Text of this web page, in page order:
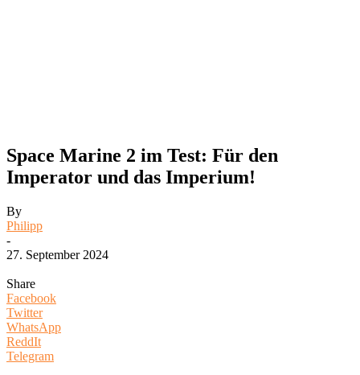
Space Marine 2 im Test: Für den
Imperator und das Imperium!
By
Philipp
-
27. September 2024
Share
Facebook
Twitter
WhatsApp
ReddIt
Telegram